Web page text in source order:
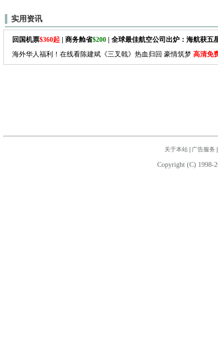
实用资讯
回国机票$360起 | 商务舱省$200 | 全球最佳航空公司出炉：海航获五
海外华人福利！在线看陈建斌《三叉戟》热血归回 豪情筑梦 高清免
关于本站| 广告服务
Copyright (C) 1998-